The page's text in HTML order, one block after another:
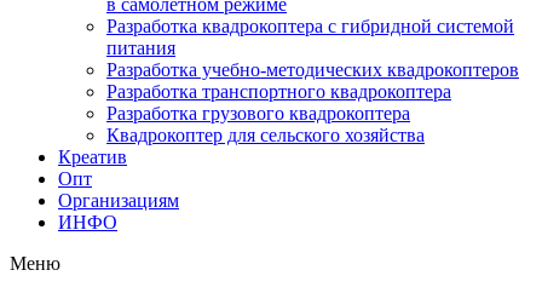
в самолетном режиме
Разработка квадрокоптера с гибридной системой
питания
Разработка учебно-методических квадрокоптеров
Разработка транспортного квадрокоптера
Разработка грузового квадрокоптера
Квадрокоптер для сельского хозяйства
Креатив
Опт
Организациям
ИНФО
Меню